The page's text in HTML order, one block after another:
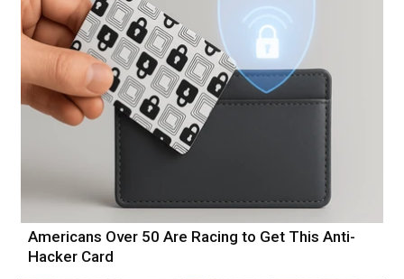
Americans Over 50 Are Racing to Get This Anti-
Hacker Card